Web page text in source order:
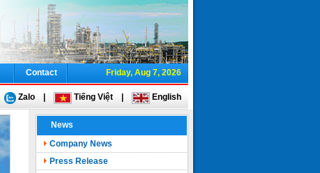
Contact Friday, Aug 7, 2026
Zalo Tiếng Việt English
News
Company News
Press Release